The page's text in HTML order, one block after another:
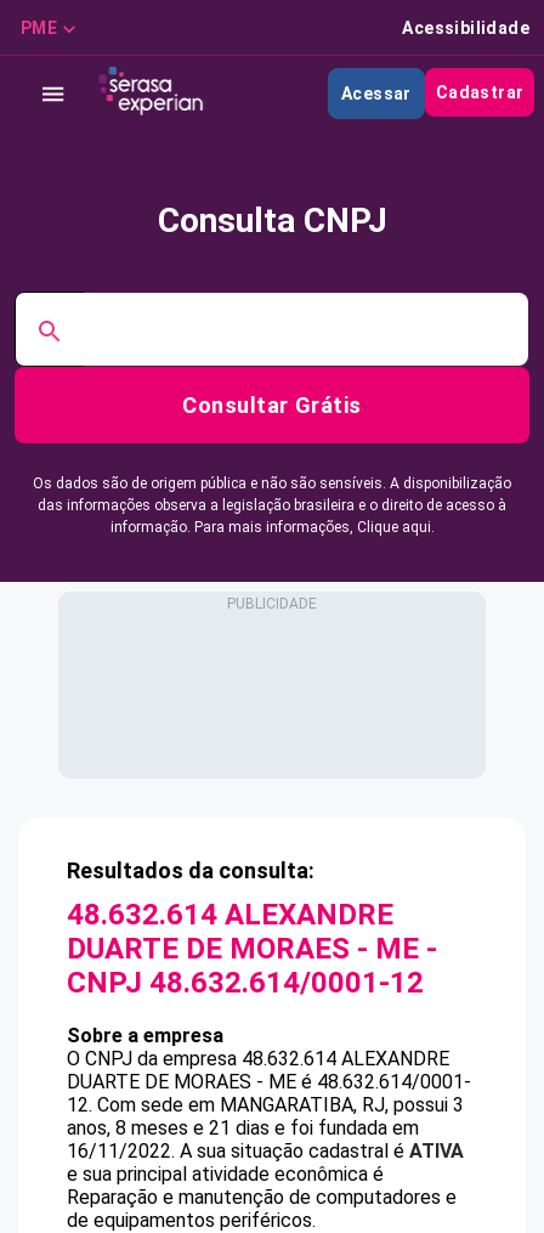
PME Acessibilidade
Acessar Cadastrar
Consulta CNPJ
Consultar Grátis
Os dados são de origem pública e não são sensíveis. A disponibilização
das informações observa a legislação brasileira e o direito de acesso à
informação. Para mais informações, Clique aqui.
Resultados da consulta:
48.632.614 ALEXANDRE
DUARTE DE MORAES - ME -
CNPJ 48.632.614/0001-12
Sobre a empresa
O CNPJ da empresa 48.632.614 ALEXANDRE
DUARTE DE MORAES - ME é 48.632.614/0001-
12. Com sede em MANGARATIBA, RJ, possui 3
anos, 8 meses e 21 dias e foi fundada em
16/11/2022. A sua situação cadastral é ATIVA
e sua principal atividade econômica é
Reparação e manutenção de computadores e
de equipamentos periféricos.